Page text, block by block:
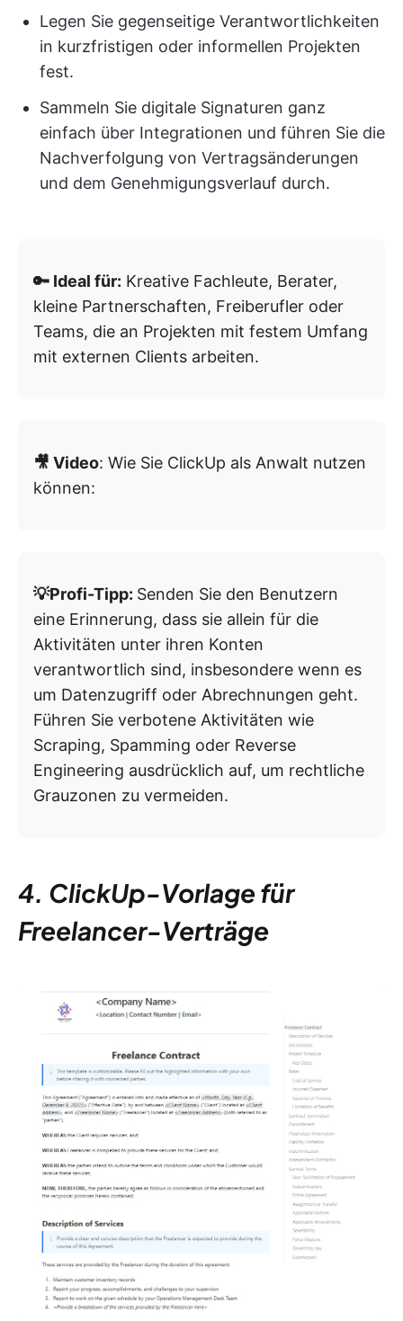
Legen Sie gegenseitige Verantwortlichkeiten
in kurzfristigen oder informellen Projekten
fest.
Sammeln Sie digitale Signaturen ganz
einfach über Integrationen und führen Sie die
Nachverfolgung von Vertragsänderungen
und dem Genehmigungsverlauf durch.
🔑 Ideal für: Kreative Fachleute, Berater,
kleine Partnerschaften, Freiberufler oder
Teams, die an Projekten mit festem Umfang
mit externen Clients arbeiten.
🎥 Video: Wie Sie ClickUp als Anwalt nutzen
können:
💡Profi-Tipp: Senden Sie den Benutzern
eine Erinnerung, dass sie allein für die
Aktivitäten unter ihren Konten
verantwortlich sind, insbesondere wenn es
um Datenzugriff oder Abrechnungen geht.
Führen Sie verbotene Aktivitäten wie
Scraping, Spamming oder Reverse
Engineering ausdrücklich auf, um rechtliche
Grauzonen zu vermeiden.
4. ClickUp-Vorlage für
Freelancer-Verträge